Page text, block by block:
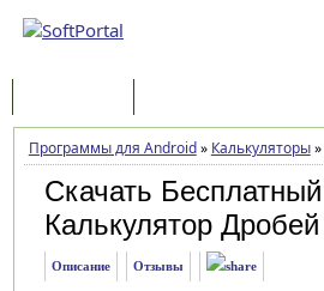
Программы для Android» Калькуляторы»
Скачать Бесплатный
Калькулятор Дробей
Описание Отзывы